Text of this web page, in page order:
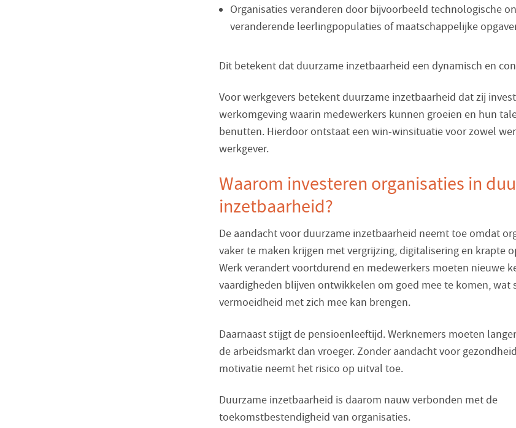
Organisaties veranderen door bijvoorbeeld technologische
veranderende leerlingpopulaties of maatschappelijke
Dit betekent dat duurzame inzetbaarheid een dynamisch en
Voor werkgevers betekent duurzame inzetbaarheid dat zij
werkomgeving waarin medewerkers kunnen groeien en hun
benutten. Hierdoor ontstaat een win-winsituatie voor zowel
werkgever.
Waarom investeren organisaties in
inzetbaarheid?
De aandacht voor duurzame inzetbaarheid neemt toe omdat
vaker te maken krijgen met vergrijzing, digitalisering en krapte
Werk verandert voortdurend en medewerkers moeten nieuwe
vaardigheden blijven ontwikkelen om goed mee te komen, wat
vermoeidheid met zich mee kan brengen.
Daarnaast stijgt de pensioenleeftijd. Werknemers moeten
de arbeidsmarkt dan vroeger. Zonder aandacht voor
motivatie neemt het risico op uitval toe.
Duurzame inzetbaarheid is daarom nauw verbonden met de
toekomstbestendigheid van organisaties.